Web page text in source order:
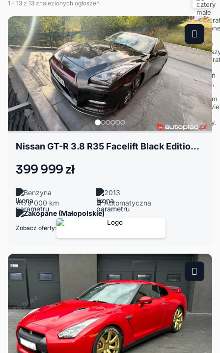
1 - 13 z 13 znalezionych ogłoszeń
Nissan GT-R 3.8 R35 Facelift Black Edition 2013 – 700 KM | Kolekcjonerski
399 999 zł
Benzyna
2013
79 000 km
Automatyczna
Zakopane (Małopolskie)
Zobacz oferty: